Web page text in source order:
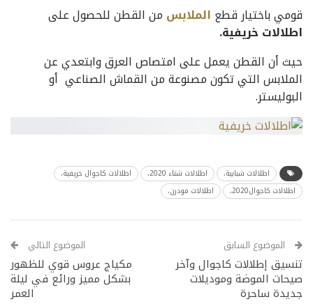
قومي باختيار قطع الملابس من القطن للحصول على
اطلالات خريفية.
حيث أن القطن يعمل على امتصاص العرق وابتعدي عن
الملابس التي تكون مصنوعة من القماش الصناعي أو
البوليستر.
اطلالات شبابية، اطلالات شتاء 2020،
اطلالات كاجوال خريفية،
اطلالات كاجوال2020،
اطلالات مودرن،
الموضوع السابق
تنسيق إطلالات كاجوال وآخر
صيحات الموضة وموديلات
جديدة ساحرة
الموضوع التالي
مكياج عروس قوي للظهور
بشكل مميز ورائع في ليلة
العمر